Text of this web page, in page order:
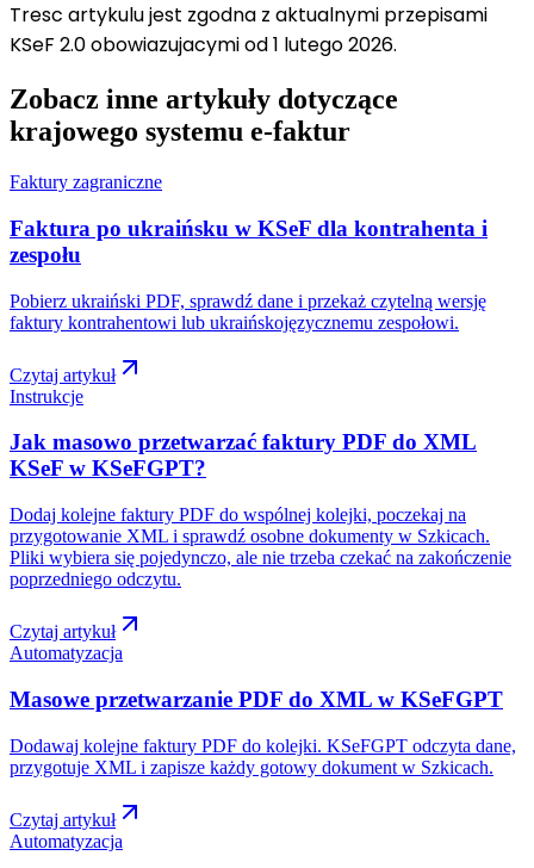
Tresc artykulu jest zgodna z aktualnymi przepisami
KSeF 2.0 obowiazujacymi od 1 lutego 2026.
Zobacz inne artykuły dotyczące
krajowego systemu e-faktur
Faktury zagraniczne
Faktura po ukraińsku w KSeF dla kontrahenta i
zespołu
Pobierz ukraiński PDF, sprawdź dane i przekaż czytelną wersję
faktury kontrahentowi lub ukraińskojęzycznemu zespołowi.
Czytaj artykuł
Instrukcje
Jak masowo przetwarzać faktury PDF do XML
KSeF w KSeFGPT?
Dodaj kolejne faktury PDF do wspólnej kolejki, poczekaj na
przygotowanie XML i sprawdź osobne dokumenty w Szkicach.
Pliki wybiera się pojedynczo, ale nie trzeba czekać na zakończenie
poprzedniego odczytu.
Czytaj artykuł
Automatyzacja
Masowe przetwarzanie PDF do XML w KSeFGPT
Dodawaj kolejne faktury PDF do kolejki. KSeFGPT odczyta dane,
przygotuje XML i zapisze każdy gotowy dokument w Szkicach.
Czytaj artykuł
Automatyzacja